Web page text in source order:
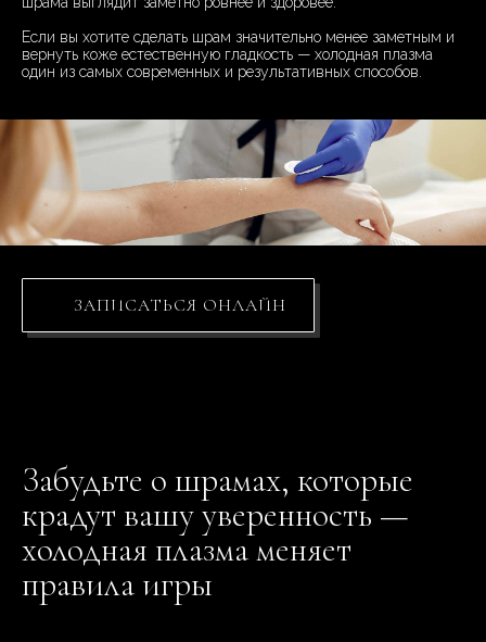
Если вы хотите сделать шрам значительно менее заметным и
вернуть коже естественную гладкость — холодная плазма
один из самых современных и результативных способов.
ЗАПИСАТЬСЯ ОНЛАЙН
Забудьте о шрамах, которые
крадут вашу уверенность —
холодная плазма меняет
правила игры